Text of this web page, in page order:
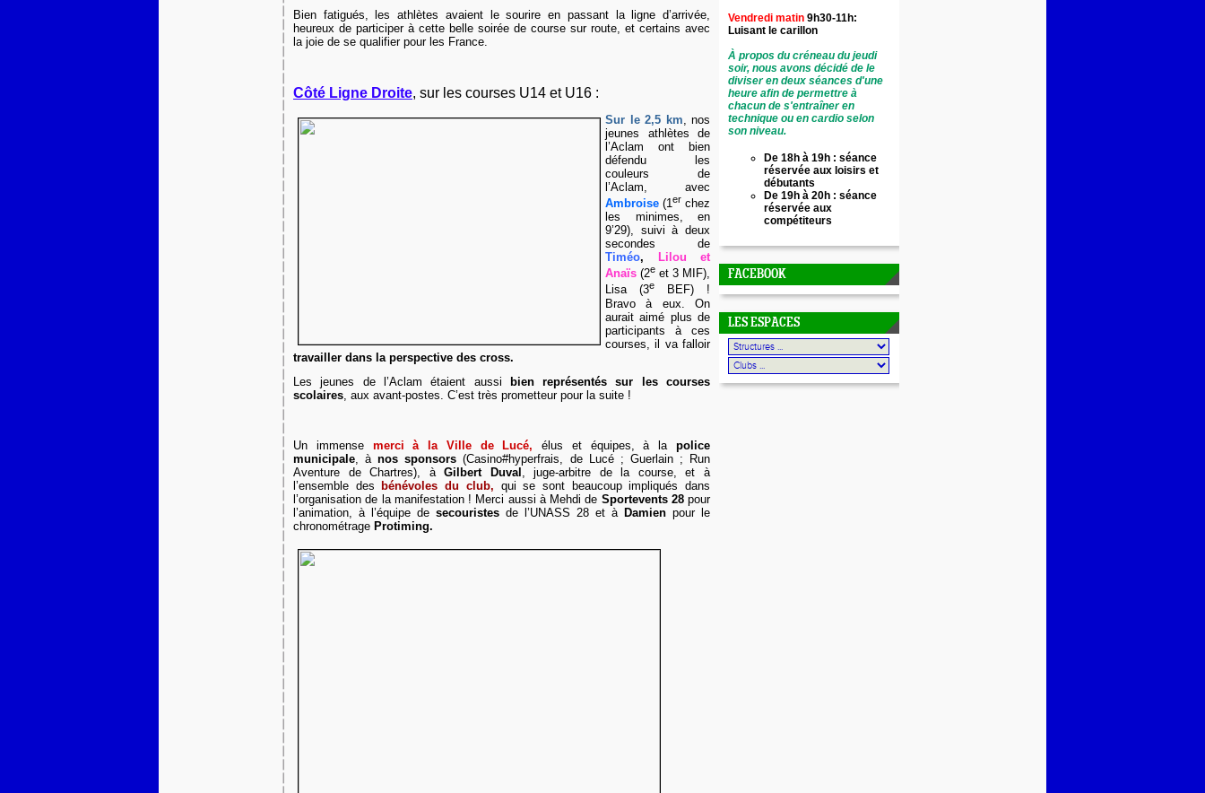
Bien fatigués, les athlètes avaient le sourire en passant la ligne d’arrivée,
heureux de participer à cette belle soirée de course sur route, et certains avec
la joie de se qualifier pour les France.
Côté Ligne Droite, sur les courses U14 et U16 :
Sur le 2,5 km , nos
jeunes athlètes de
l’Aclam ont bien
défendu les
couleurs de
l’Aclam, avec
Ambroise (1er chez
les minimes, en
9’29), suivi à deux
secondes de
Timéo,
Lilou et
Anaïs (2e et 3 MIF),
Lisa (3e
BEF) !
Bravo à eux. On
aurait aimé plus de
participants à ces
courses, il va falloir
travailler dans la perspective des cross.
Les jeunes de l’Aclam étaient aussi
bien représentés sur les courses
scolaires, aux avant-postes. C’est très prometteur pour la suite !
Un immense merci à la Ville de Lucé, élus et équipes, à lapolice
municipale , ànos sponsors (Casino#hyperfrais, de Lucé ; Guerlain ; Run
Aventure de Chartres), àGilbert Duval
, juge-arbitre de la course, et à
l’ensemble des
bénévoles du club, qui se sont beaucoup impliqués dans
l’organisation de la manifestation ! Merci aussi à Mehdi de Sportevents 28 pour
l’animation, à l’équipe de secouristes de l’UNASS 28 et à Damien pour le
chronométrage Protiming.
Vendredi matin 9h30-11h:
Luisant le carillon
À propos du créneau du jeudi
soir, nous avons décidé de le
diviser en deux séances d'une
heure afin de permettre à
chacun de s'entraîner en
technique ou en cardio selon
son niveau.
De 18h à 19h : séance
réservée aux loisirs et
débutants
De 19h à 20h : séance
réservée aux
compétiteurs
FACEBOOK
LES ESPACES